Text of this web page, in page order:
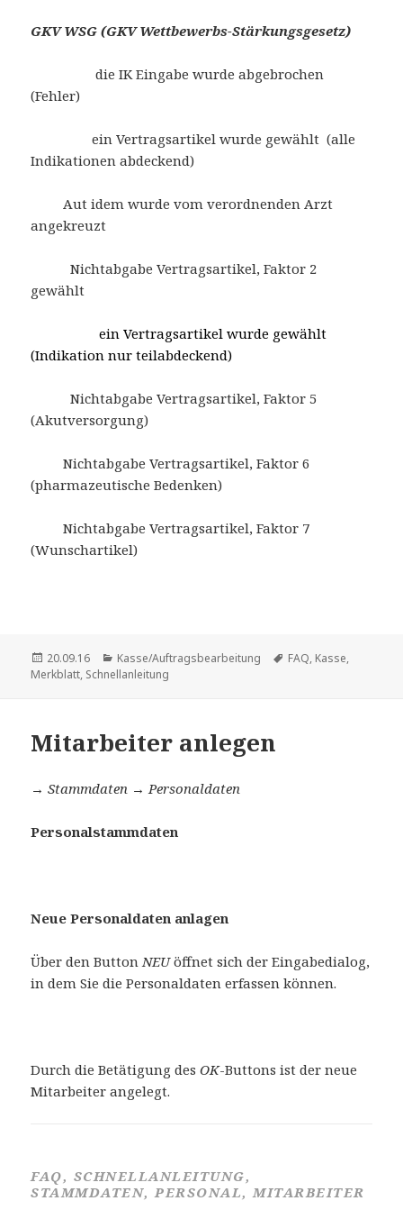
GKV WSG (GKV Wettbewerbs-Stärkungsgesetz)
die IK Eingabe wurde abgebrochen
(Fehler)
ein Vertragsartikel wurde gewählt (alle
Indikationen abdeckend)
Aut idem wurde vom verordnenden Arzt
angekreuzt
Nichtabgabe Vertragsartikel, Faktor 2
gewählt
ein Vertragsartikel wurde gewählt
(Indikation nur teilabdeckend)
Nichtabgabe Vertragsartikel, Faktor 5
(Akutversorgung)
Nichtabgabe Vertragsartikel, Faktor 6
(pharmazeutische Bedenken)
Nichtabgabe Vertragsartikel, Faktor 7
(Wunschartikel)
Veröffentlicht
am
20.09.16 Kategorien
Kasse/Auftragsbearbeitung Schlagwörter
FAQ, Kasse,
Merkblatt, Schnellanleitung
Mitarbeiter anlegen
→Stammdaten → Personaldaten
Personalstammdaten
Neue Personaldaten anlagen
Über den ButtonNEUöffnet sich der Eingabedialog,
in dem Sie die Personaldaten erfassen können.
Durch die Betätigung desOK-Buttons ist der neue
Mitarbeiter angelegt.
FAQ, SCHNELLANLEITUNG,
STAMMDATEN, PERSONAL, MITARBEITER